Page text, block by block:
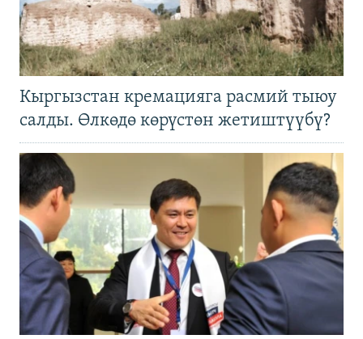
Кыргызстан кремацияга расмий тыюу
салды. Өлкөдө көрүстөн жетиштүүбү?